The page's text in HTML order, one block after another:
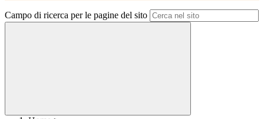
Campo di ricerca per le pagine del sito